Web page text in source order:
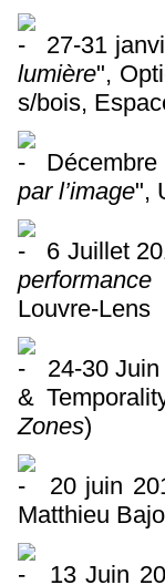
27-31
lumière",
s/bois,
par l’image",
6 Juillet
performance
Louvre-Lens
24-30
&
Zones)
20 juin
Matthieu
13 Juin